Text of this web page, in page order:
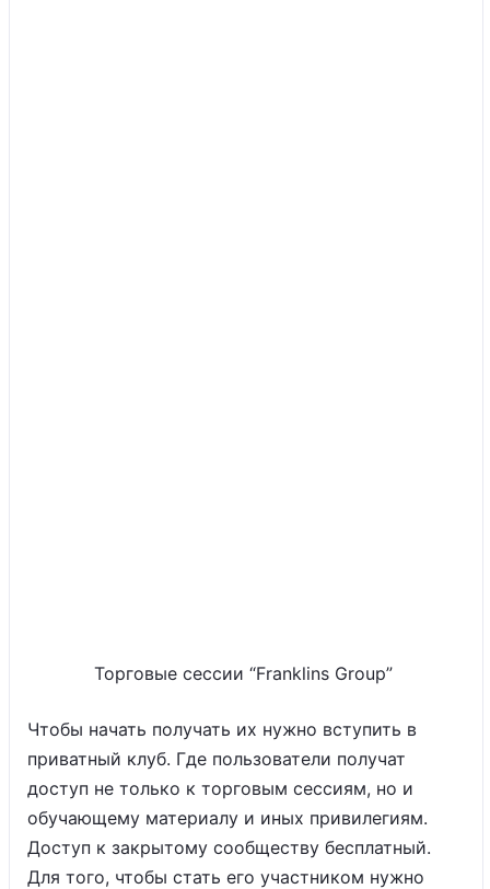
Торговые сессии “Franklins Group”
Чтобы начать получать их нужно вступить в
приватный клуб. Где пользователи получат
доступ не только к торговым сессиям, но и
обучающему материалу и иных привилегиям.
Доступ к закрытому сообществу бесплатный.
Для того, чтобы стать его участником нужно